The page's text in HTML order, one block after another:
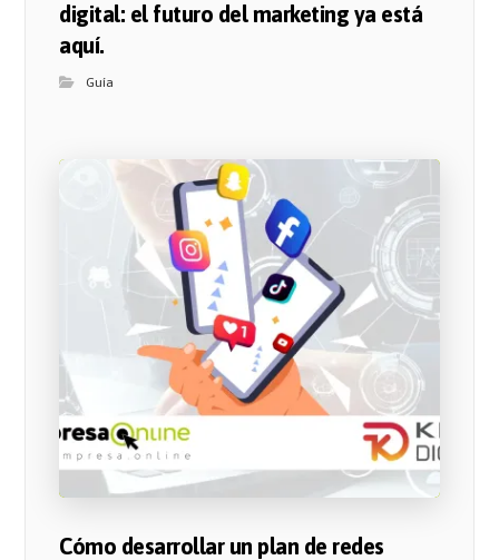
digital: el futuro del marketing ya está
aquí.
Guía
Cómo desarrollar un plan de redes